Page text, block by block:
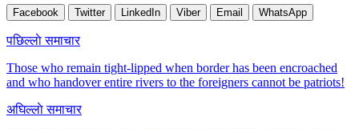
Facebook Twitter LinkedIn Viber Email WhatsApp
Post
navigation
पछिल्लाे समाचार
Those who remain tight-lipped when border has been encroached
and who handover entire rivers to the foreigners cannot be patriots!
अघिल्लाे समाचार